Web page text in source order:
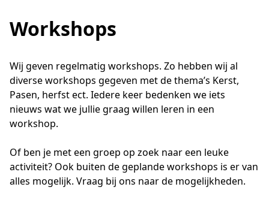
Workshops
Wij geven regelmatig workshops. Zo hebben wij al
diverse workshops gegeven met de thema’s Kerst,
Pasen, herfst ect. Iedere keer bedenken we iets
nieuws wat we jullie graag willen leren in een
workshop.
Of ben je met een groep op zoek naar een leuke
activiteit? Ook buiten de geplande workshops is er van
alles mogelijk. Vraag bij ons naar de mogelijkheden.